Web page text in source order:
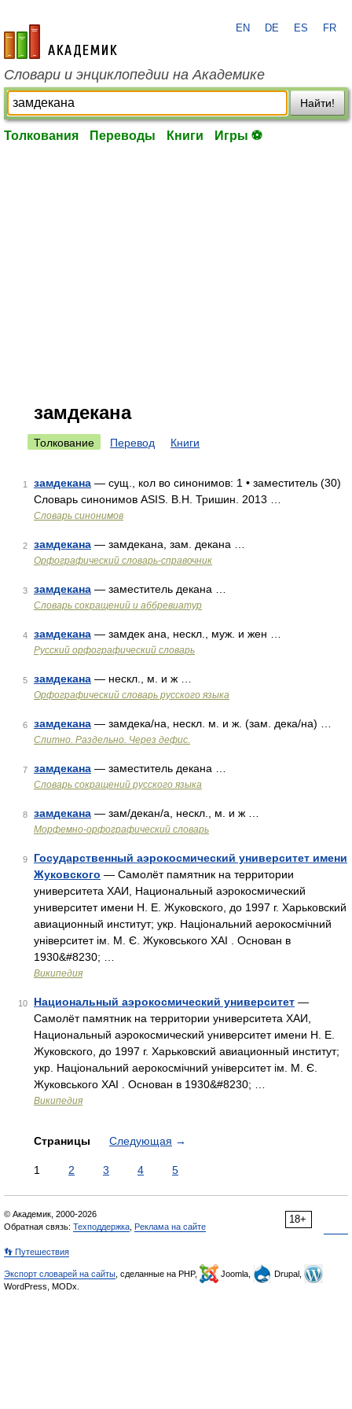
academic.ru
EN DE ES FR
Словари и энциклопедии на Академике
Найти!
Толкования Переводы Книги Игры ⚽
замдекана
Толкование Перевод Книги
1 замдекана — сущ., кол во синонимов: 1 • заместитель (30)
Словарь синонимов ASIS. В.Н. Тришин. 2013 …
Словарь синонимов
2 замдекана — замдекана, зам. декана …
Орфографический словарь-справочник
3 замдекана — заместитель декана …
Словарь сокращений и аббревиатур
4 замдекана — замдек ана, нескл., муж. и жен …
Русский орфографический словарь
5 замдекана — нескл., м. и ж …
Орфографический словарь русского языка
6 замдекана — замдека/на, нескл. м. и ж. (зам. дека/на) …
Слитно. Раздельно. Через дефис.
7 замдекана — заместитель декана …
Словарь сокращений русского языка
8 замдекана — зам/декан/а, нескл., м. и ж …
Морфемно-орфографический словарь
9
Государственный аэрокосмический университет имени
Жуковского — Самолёт памятник на территории
университета ХАИ, Национальный аэрокосмический
университет имени Н. Е. Жуковского, до 1997 г. Харьковский
авиационный институт; укр. Національний аерокосмічний
університет ім. М. Є. Жуковського ХАІ . Основан в
1930&#8230; …
Википедия
10 Национальный аэрокосмический университет —
Самолёт памятник на территории университета ХАИ,
Национальный аэрокосмический университет имени Н. Е.
Жуковского, до 1997 г. Харьковский авиационный институт;
укр. Національний аерокосмічний університет ім. М. Є.
Жуковського ХАІ . Основан в 1930&#8230; …
Википедия
Страницы Следующая →
1 2 3 4 5
18+
© Академик, 2000-2026
Обратная связь: Техподдержка Реклама на сайте
👣 Путешествия
Экспорт словарей на сайты , сделанные на PHP, Joomla,
Drupal,
WordPress, MODx.